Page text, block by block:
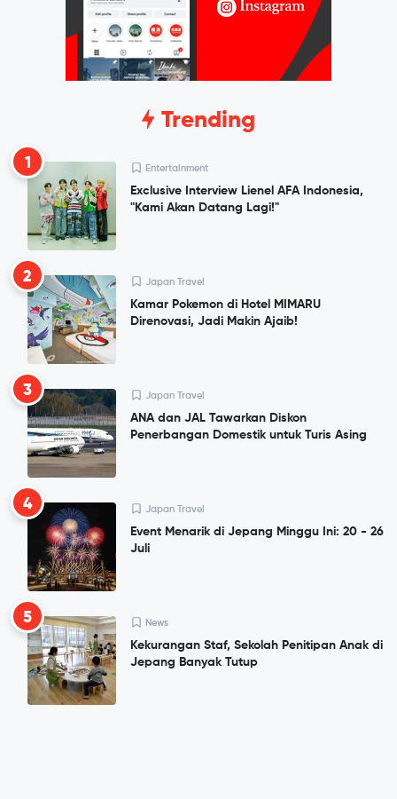
Trending
1 Entertainment
Exclusive Interview Lienel AFA Indonesia,
"Kami Akan Datang Lagi!"
2 Japan Travel
Kamar Pokemon di Hotel MIMARU
Direnovasi, Jadi Makin Ajaib!
3 Japan Travel
ANA dan JAL Tawarkan Diskon
Penerbangan Domestik untuk Turis Asing
4 Japan Travel
Event Menarik di Jepang Minggu Ini: 20 - 26
Juli
5 News
Kekurangan Staf, Sekolah Penitipan Anak di
Jepang Banyak Tutup